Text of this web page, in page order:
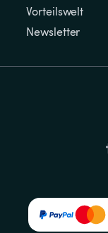
Vorteilswelt
Newsletter